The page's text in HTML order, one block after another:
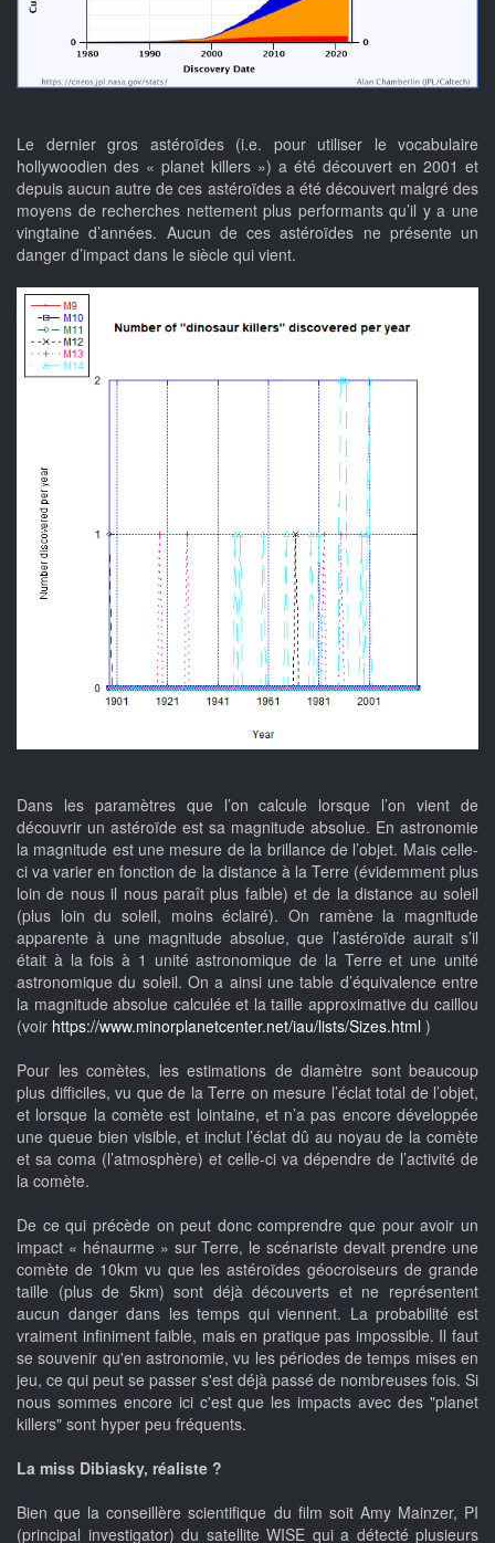
Le dernier gros astéroïdes (i.e. pour utiliser le vocabulaire
hollywoodien des « planet killers ») a été découvert en 2001 et
depuis aucun autre de ces astéroïdes a été découvert malgré des
moyens de recherches nettement plus performants qu’il y a une
vingtaine d’années. Aucun de ces astéroïdes ne présente un
danger d’impact dans le siècle qui vient.
Dans les paramètres que l’on calcule lorsque l’on vient de
découvrir un astéroïde est sa magnitude absolue. En astronomie
la magnitude est une mesure de la brillance de l’objet. Mais celle-
ci va varier en fonction de la distance à la Terre (évidemment plus
loin de nous il nous paraît plus faible) et de la distance au soleil
(plus loin du soleil, moins éclairé). On ramène la magnitude
apparente à une magnitude absolue, que l’astéroïde aurait s’il
était à la fois à 1 unité astronomique de la Terre et une unité
astronomique du soleil. On a ainsi une table d’équivalence entre
la magnitude absolue calculée et la taille approximative du caillou
(voir https://www.minorplanetcenter.net/iau/lists/Sizes.html )
Pour les comètes, les estimations de diamètre sont beaucoup
plus difficiles, vu que de la Terre on mesure l’éclat total de l’objet,
et lorsque la comète est lointaine, et n’a pas encore développée
une queue bien visible, et inclut l’éclat dû au noyau de la comète
et sa coma (l’atmosphère) et celle-ci va dépendre de l’activité de
la comète.
De ce qui précède on peut donc comprendre que pour avoir un
impact « hénaurme » sur Terre, le scénariste devait prendre une
comète de 10km vu que les astéroïdes géocroiseurs de grande
taille (plus de 5km) sont déjà découverts et ne représentent
aucun danger dans les temps qui viennent. La probabilité est
vraiment infiniment faible, mais en pratique pas impossible. Il faut
se souvenir qu'en astronomie, vu les périodes de temps mises en
jeu, ce qui peut se passer s'est déjà passé de nombreuses fois. Si
nous sommes encore ici c'est que les impacts avec des "planet
killers" sont hyper peu fréquents.
La miss Dibiasky, réaliste ?
Bien que la conseillère scientifique du film soit Amy Mainzer, PI
(principal investigator) du satellite WISE qui a détecté plusieurs